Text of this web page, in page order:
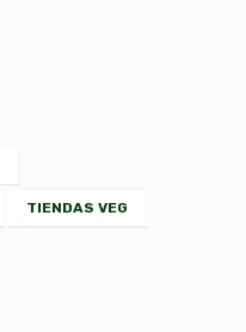
TIENDAS VEG